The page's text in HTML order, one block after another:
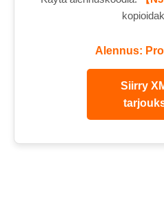
Alennus:
Siirry